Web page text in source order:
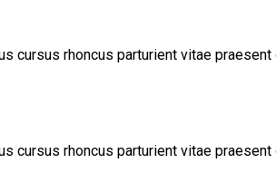
cursus rhoncus parturient vitae
cursus rhoncus parturient vitae